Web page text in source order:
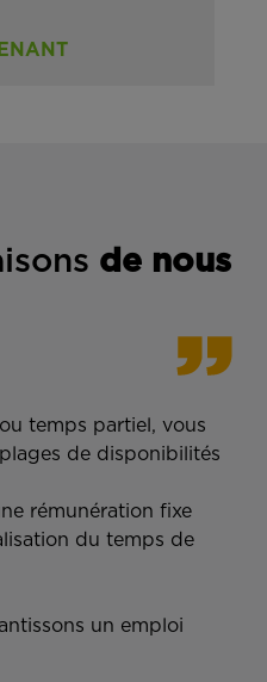
ons de nous
temps partiel, vous
de disponibilités
rémunération fixe
du temps de
un emploi